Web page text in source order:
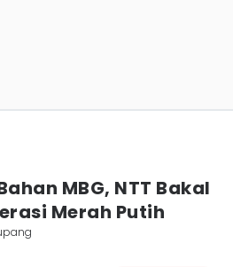
MBG, NTT Bakal
Merah Putih